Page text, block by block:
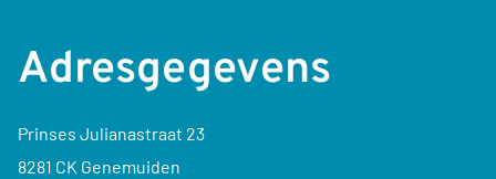
Adresgegevens
Prinses Julianastraat 23
8281 CK Genemuiden